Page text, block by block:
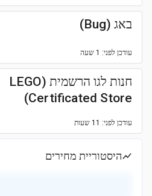
באג (Bug)
עודכן לפני: 1 שעה
חנות לגו הרשמית (LEGO
Certificated Store)
עודכן לפני: 11 שעות
היסטוריית מחירים